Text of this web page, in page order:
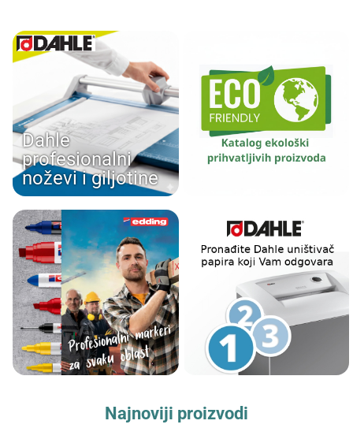
Dahle
profesionalni
noževi i giljotine
Najnoviji proizvodi